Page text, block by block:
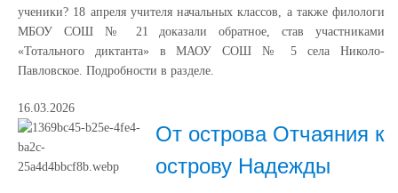
ученики? 18 апреля учителя начальных классов, а также филологи
МБОУ СОШ № 21 доказали обратное, став участниками
«Тотального диктанта» в МАОУ СОШ № 5 села Николо-
Павловское. Подробности в разделе.
16.03.2026
От острова Отчаяния к
острову Надежды